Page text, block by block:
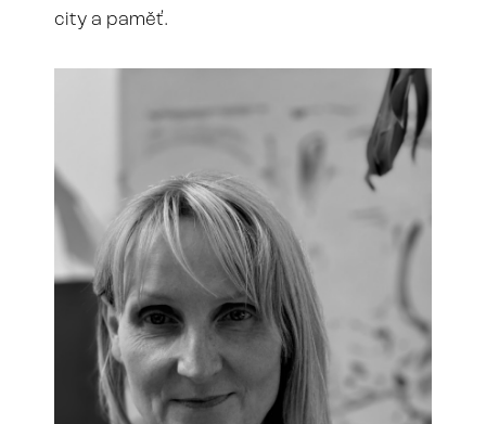
city a paměť.